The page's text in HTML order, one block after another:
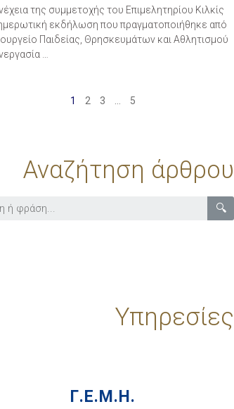
της συμμετοχής του Επιμελητηρίου Κιλκίς
εκδήλωση που πραγματοποιήθηκε από
Παιδείας, Θρησκευμάτων και Αθλητισμού
…
1 2 3 5
Αναζήτηση άρθρου
🔍
Υπηρεσίες
Γ.Ε.Μ.Η.